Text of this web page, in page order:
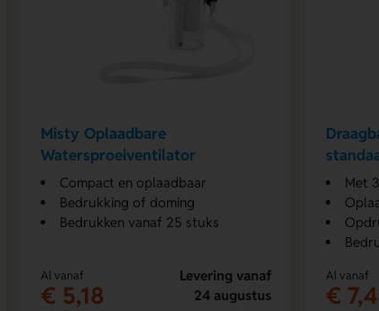
Misty Oplaadbare
Watersproeiventilator
Compact en oplaadbaar
Bedrukking of doming
Bedrukken vanaf 25 stuks
Al vanaf
€ 5,18
Levering vanaf
24 augustus
Met
Al vanaf
€